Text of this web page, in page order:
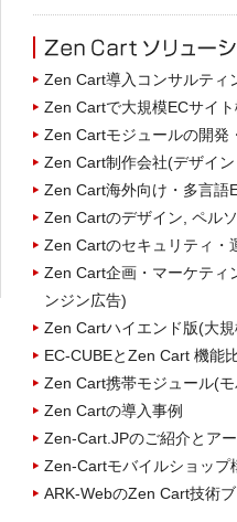
Zen Cart導入コンサルティ
Zen Cartで大規模ECサイ
Zen Cartモジュールの開発
Zen Cart制作会社(デザイ
Zen Cart海外向け・多言語
Zen Cartのデザイン, ペル
Zen Cartのセキュリティ・
Zen Cart企画・マーケティ
ンジン広告)
Zen Cartハイエンド版(大
EC-CUBEとZen Cart 機能
Zen Cart携帯モジュール(
Zen Cartの導入事例
Zen-Cart.JPのご紹介とア
Zen-Cartモバイルショップ
ARK-WebのZen Cart技術